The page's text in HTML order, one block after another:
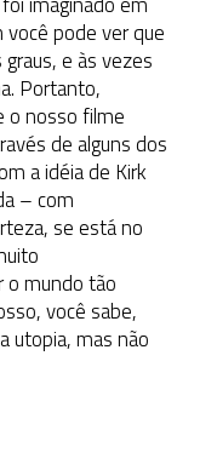
você pode ver que
e às vezes
Portanto,
o nosso filme
de alguns dos
a idéia de Kirk
– com
se está no
mundo tão
você sabe,
utopia, mas não